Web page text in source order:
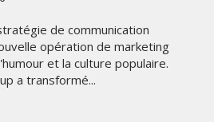
de communication
opération de marketing
et la culture populaire.
a transformé...
2025
FÉVRIER 2026